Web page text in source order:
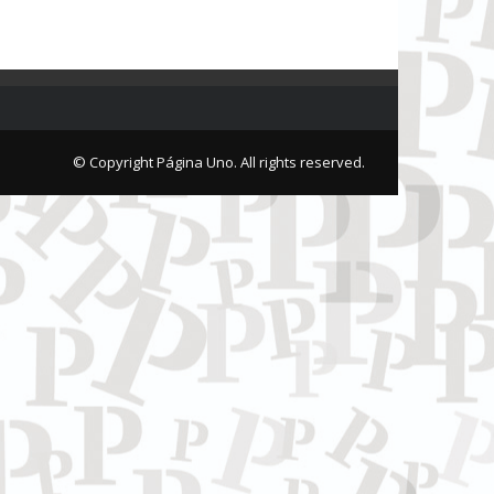
© Copyright Página Uno. All rights reserved.